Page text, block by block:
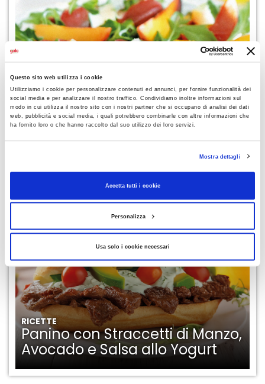
Questo sito web utilizza i cookie
Utilizziamo i cookie per personalizzare contenuti ed annunci, per fornire funzionalità dei
social media e per analizzare il nostro traffico. Condividiamo inoltre informazioni sul
modo in cui utilizza il nostro sito con i nostri partner che si occupano di analisi dei dati
web, pubblicità e social media, i quali potrebbero combinarle con altre informazioni che
ha fornito loro o che hanno raccolto dal suo utilizzo dei loro servizi.
Mostra dettagli
Accetta tutti i cookie
Personalizza
Usa solo i cookie necessari
RICETTE
RICETTE
Panino con Straccetti di Manzo,
Avocado e Salsa allo Yogurt